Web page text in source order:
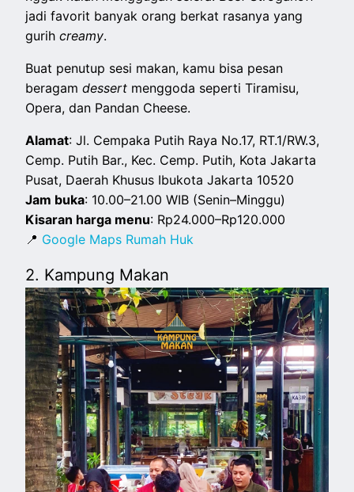
jadi favorit banyak orang berkat rasanya yang
gurihcreamy.
Buat penutup sesi makan, kamu bisa pesan
beragamdessert menggoda seperti Tiramisu,
Opera, dan Pandan Cheese.
Alamat: Jl. Cempaka Putih Raya No.17, RT.1/RW.3,
Cemp. Putih Bar., Kec. Cemp. Putih, Kota Jakarta
Pusat, Daerah Khusus Ibukota Jakarta 10520
Jam buka: 10.00–21.00 WIB (Senin–Minggu)
Kisaran harga menu: Rp24.000–Rp120.000
📍 Google Maps Rumah Huk
2. Kampung Makan